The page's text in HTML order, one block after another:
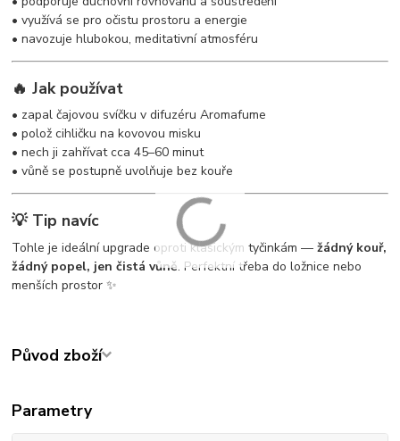
• využívá se pro očistu prostoru a energie
• navozuje hlubokou, meditativní atmosféru
🔥 Jak používat
• zapal čajovou svíčku v difuzéru Aromafume
• polož cihličku na kovovou misku
• nech ji zahřívat cca 45–60 minut
• vůně se postupně uvolňuje bez kouře
💡 Tip navíc
Tohle je ideální upgrade oproti klasickým tyčinkám —žádný kouř,
žádný popel, jen čistá vůně. Perfektní třeba do ložnice nebo
menších prostor ✨
Původ zboží
Parametry